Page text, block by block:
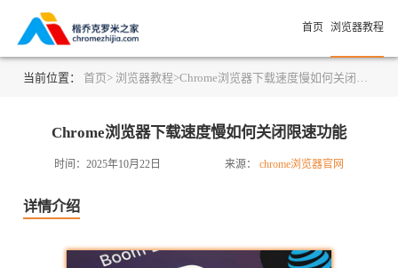
首页 浏览器教程
当前位置： 首页> 浏览器教程>Chrome浏览器下载速度慢如何关闭限速功能
Chrome浏览器下载速度慢如何关闭限速功能
时间：2025年10月22日 来源： chrome浏览器官网
详情介绍